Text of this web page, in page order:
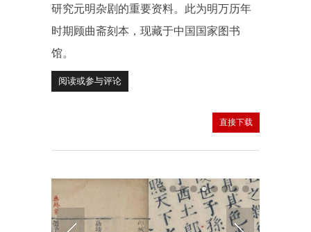
研究元明杂剧的重要资料。此为明万历年
时期顾曲斋刻本，现藏于中国国家图书
馆。
阅读或参与评论
直接下载